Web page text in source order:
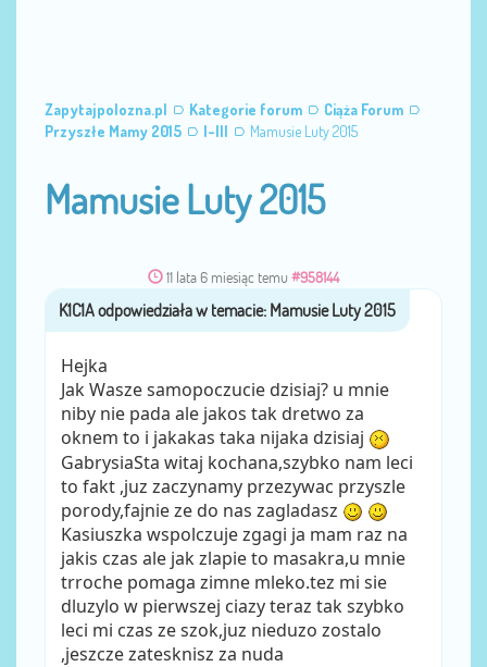
Zapytajpolozna.pl Kategorie forum
Ciąża Forum
Przyszłe Mamy 2015
I-III Mamusie Luty 2015
Mamusie Luty 2015
11 lata 6 miesiąc temu #958144
przezK1C1A
Hejka
Jak Wasze samopoczucie dzisiaj? u mnie
niby nie pada ale jakos tak dretwo za
oknem to i jakakas taka nijaka dzisiaj
GabrysiaSta witaj kochana,szybko nam leci
to fakt ,juz zaczynamy przezywac przyszle
porody,fajnie ze do nas zagladasz
Kasiuszka wspolczuje zgagi ja mam raz na
jakis czas ale jak zlapie to masakra,u mnie
trroche pomaga zimne mleko.tez mi sie
dluzylo w pierwszej ciazy teraz tak szybko
leci mi czas ze szok,juz nieduzo zostalo
,jeszcze zatesknisz za nuda